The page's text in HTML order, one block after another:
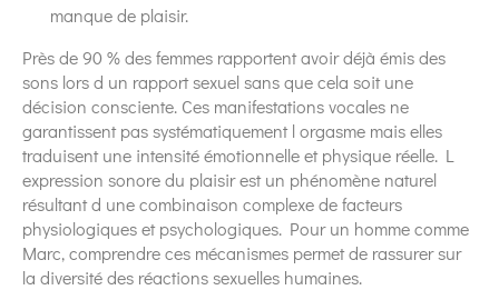
manque de plaisir.
Près de 90 % des femmes rapportent avoir déjà émis des
sons lors d un rapport sexuel sans que cela soit une
décision consciente. Ces manifestations vocales ne
garantissent pas systématiquement l orgasme mais elles
traduisent une intensité émotionnelle et physique réelle. L
expression sonore du plaisir est un phénomène naturel
résultant d une combinaison complexe de facteurs
physiologiques et psychologiques. Pour un homme comme
Marc, comprendre ces mécanismes permet de rassurer sur
la diversité des réactions sexuelles humaines.